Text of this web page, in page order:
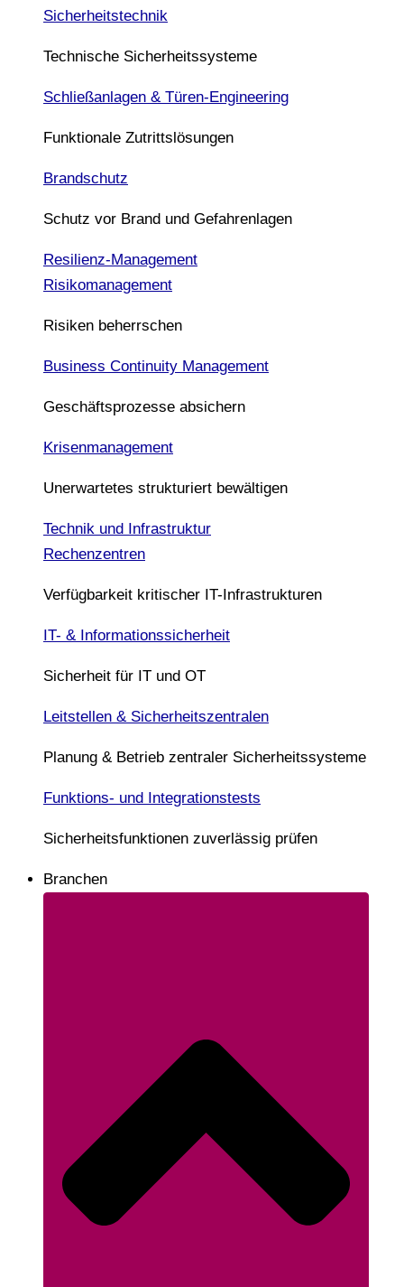
Sicherheitstechnik
Technische Sicherheitssysteme
Schließanlagen & Türen-Engineering
Funktionale Zutrittslösungen
Brandschutz
Schutz vor Brand und Gefahrenlagen
Resilienz-Management
Risikomanagement
Risiken beherrschen
Business Continuity Management
Geschäftsprozesse absichern
Krisenmanagement
Unerwartetes strukturiert bewältigen
Technik und Infrastruktur
Rechenzentren
Verfügbarkeit kritischer IT-Infrastrukturen
IT- & Informationssicherheit
Sicherheit für IT und OT
Leitstellen & Sicherheitszentralen
Planung & Betrieb zentraler Sicherheitssysteme
Funktions- und Integrationstests
Sicherheitsfunktionen zuverlässig prüfen
Branchen